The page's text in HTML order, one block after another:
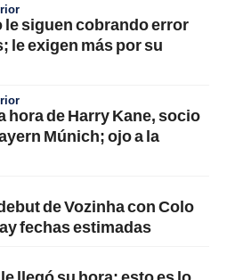
le siguen cobrando error
le exigen más por su
hora de Harry Kane, socio
Múnich; ojo a la
de Vozinha con Colo
fechas estimadas